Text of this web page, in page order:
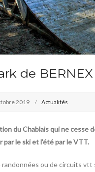
de
2019 Actualités
du Chablais qui ne cesse
par le ski et l’été par le VTT.
randonnées ou de circuits vtt